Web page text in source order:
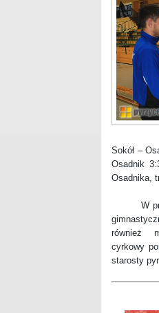
Sokół –
Osadnik
Osadnika,
W
również
cyrkowy
starosty